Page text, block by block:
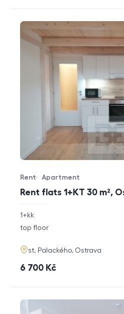
Rent flats 1+KT 30 m²,
Offer type
Rent
Property type
Apartment
rozměry
disposition
1+kk
funkce
top floor
adresa
st. Palackého, Ostrava
cena
6 700 Kč